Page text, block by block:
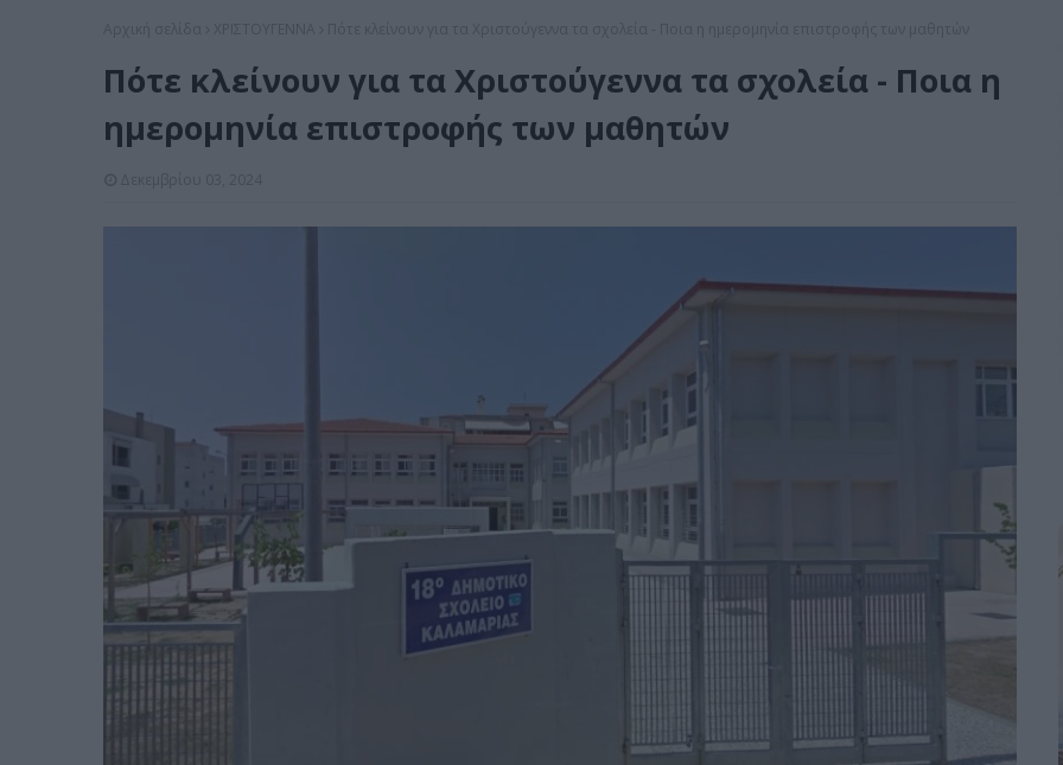
Πότε κλείνουν για τα Χριστούγεννα τα σχολεία - Ποια η
ημερομηνία επιστροφής των μαθητών